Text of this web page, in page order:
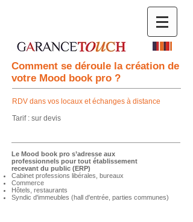
Comment se déroule la création de
votre Mood book pro ?
Le Mood book pro s’adresse aux
professionnels pour tout établissement
recevant du public (ERP)
Cabinet professions libérales, bureaux
Commerce
Hôtels, restaurants
Syndic d'immeubles (hall d'entrée, parties communes)
RDV dans vos locaux et échanges à distance
Tarif : sur devis